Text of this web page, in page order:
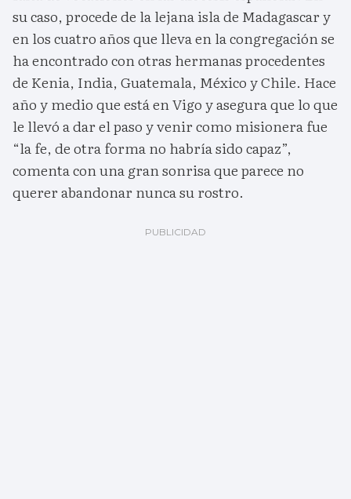
su caso, procede de la lejana isla de Madagascar y
en los cuatro años que lleva en la congregación se
ha encontrado con otras hermanas procedentes
de Kenia, India, Guatemala, México y Chile. Hace
año y medio que está en Vigo y asegura que lo que
le llevó a dar el paso y venir como misionera fue
“la fe, de otra forma no habría sido capaz”,
comenta con una gran sonrisa que parece no
querer abandonar nunca su rostro.